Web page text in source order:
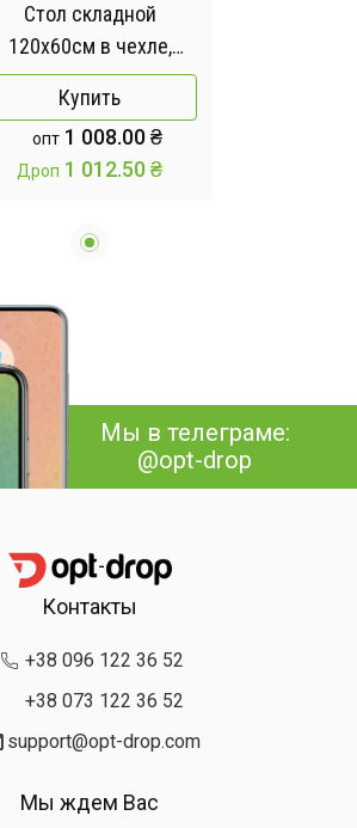
Стол складной
120х60см в чехле,
туристический, для
рыбалки бежевый
Купить
опт 1 008.00 ₴
Дроп 1 012.50 ₴
Мы в телеграме:
@opt-drop
Контакты
+38 096 122 36 52
+38 073 122 36 52
support@opt-drop.com
Мы ждем Вас